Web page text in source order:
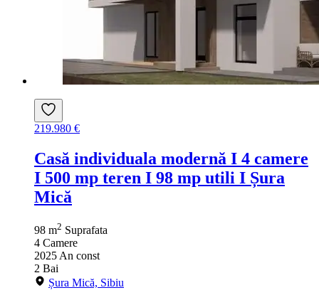
219.980 €
Casă individuala modernă I 4 camere
I 500 mp teren I 98 mp utili I Șura
Mică
98 m2 Suprafata
4 Camere
2025 An const
2 Bai
Șura Mică, Sibiu